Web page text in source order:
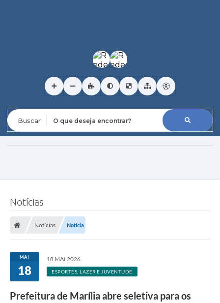
Notícias
Notícias Notícia
MAI
18
18 MAI 2026
ESPORTES, LAZER E JUVENTUDE
Prefeitura de Marília abre seletiva para os